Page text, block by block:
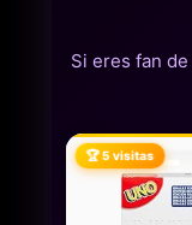
Si eres fan de
🏆 5 visitas